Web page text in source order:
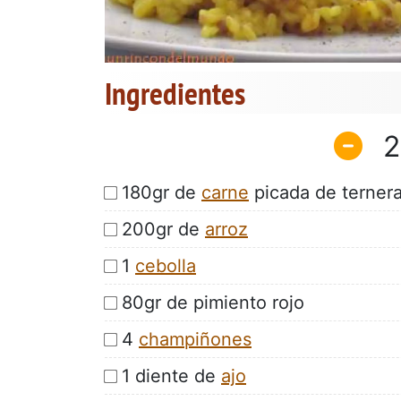
Ingredientes
2
180gr de carne picada de
200gr de arroz
1 cebolla
80gr de pimiento rojo
4 champiñones
1 diente de ajo